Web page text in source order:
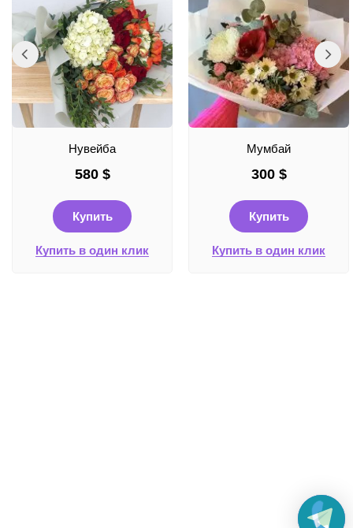
Нувейба
580 $
Купить
Купить в один клик
Мумбай
300 $
Купить
Купить в один клик